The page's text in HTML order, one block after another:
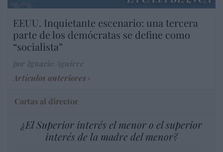
EEUU. Inquietante escenario: una tercera
parte de los demócratas se define como
“socialista”
Artículos anteriores
Cartas al director
¿El Superior interés el menor o el superior
interés de la madre del menor?